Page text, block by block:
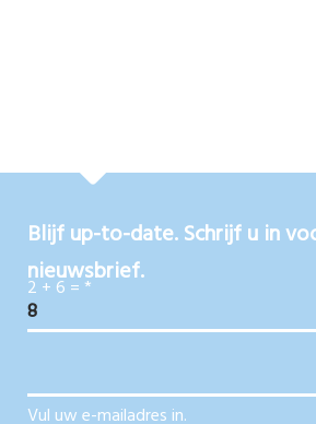
Blijf up-to-date. Schrijf u in
nieuwsbrief.
2 + 6 = *
Vul uw e-mailadres in.